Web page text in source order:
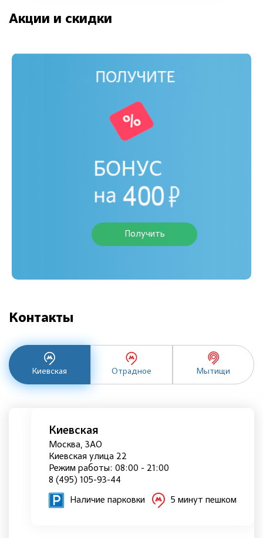
Акции и скидки
Получить
Контакты
Киевская Отрадное Мытищи
Киевская
Москва, ЗАО
Киевская улица 22
Режим работы: 08:00 - 21:00
8 (495) 105-93-44
Наличие парковки 5 минут пешком